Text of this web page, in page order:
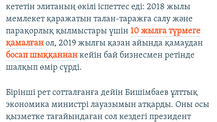
кететін элитаның өкілі іспеттес еді: 2018 жылы
мемлекет қаражатын талан-таражға салу және
парақорлық қылмыстары үшін 10 жылға түрмеге
қамалған ол, 2019 жылғы қазан айында қамаудан
босап шыққаннан кейін бай бизнесмен ретінде
шалқып өмір сүрді.
Бірінші рет сотталғанға дейін Бишімбаев ұлттық
экономика министрі лауазымын атқарды. Оны осы
қызметке тағайындаған сол кездегі президент